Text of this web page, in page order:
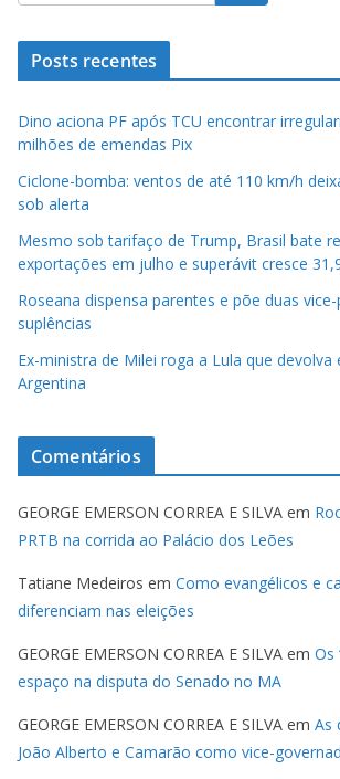
Posts recentes
Dino aciona PF após TCU encontrar
milhões de emendas Pix
Ciclone-bomba: ventos de até 110 km/h
sob alerta
Mesmo sob tarifaço de Trump, Brasil bate
exportações em julho e superávit cresce
Roseana dispensa parentes e põe duas
suplências
Ex-ministra de Milei roga a Lula que devolva
Argentina
Comentários
GEORGE EMERSON CORREA E SILVA em
PRTB na corrida ao Palácio dos Leões
Tatiane Medeiros em Como evangélicos e
diferenciam nas eleições
GEORGE EMERSON CORREA E SILVA em Os
espaço na disputa do Senado no MA
GEORGE EMERSON CORREA E SILVA em As
João Alberto e Camarão como vice-